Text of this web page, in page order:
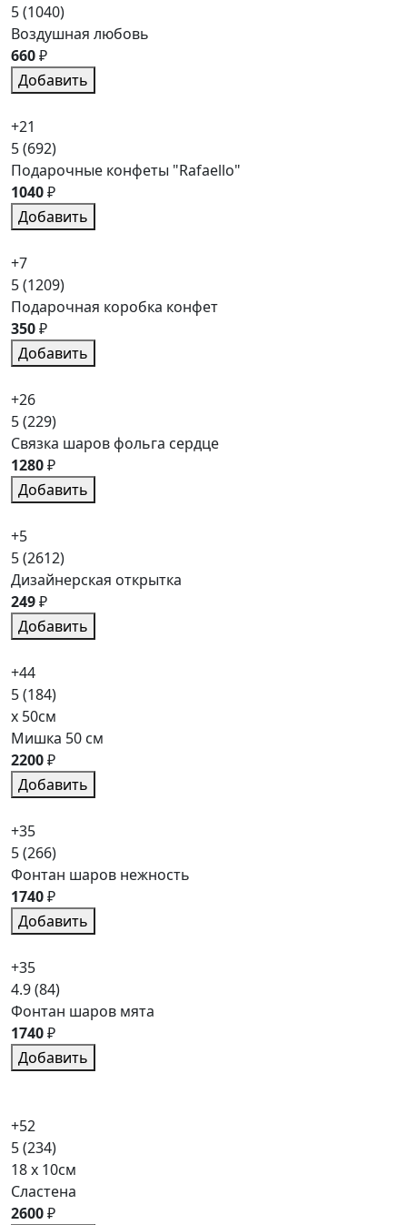
5(1040)
Воздушная любовь
660₽
Добавить
+21
5(692)
Подарочные конфеты "Rafaello"
1040₽
Добавить
+7
5(1209)
Подарочная коробка конфет
350₽
Добавить
+26
5(229)
Связка шаров фольга сердце
1280₽
Добавить
+5
5(2612)
Дизайнерская открытка
249₽
Добавить
+44
5(184)
x 50см
Мишка 50 см
2200₽
Добавить
+35
5(266)
Фонтан шаров нежность
1740₽
Добавить
+35
4.9(84)
Фонтан шаров мята
1740₽
Добавить
+52
5(234)
18 x 10см
Сластена
2600₽